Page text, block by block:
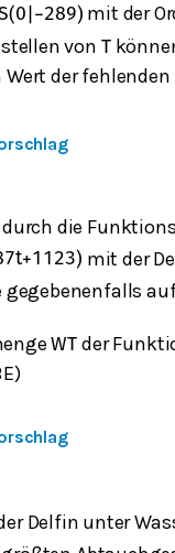
(0 −289) mit der
von T
Wert der
die
t+1123) mit der
gegebenenfalls
WT der
Delfin unter